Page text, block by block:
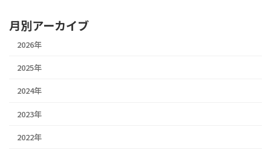
月別アーカイブ
2026年
2025年
2024年
2023年
2022年